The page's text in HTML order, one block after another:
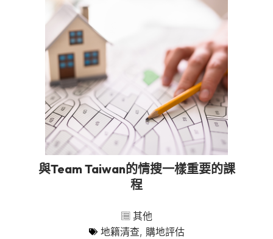
與Team Taiwan的情搜一樣重要的課
程
其他
地籍清查, 購地評估